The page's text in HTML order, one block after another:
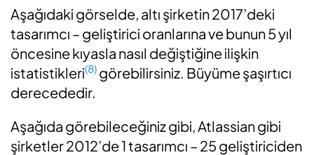
Aşağıdaki görselde, altı şirketin 2017’deki
tasarımcı – geliştirici oranlarına ve bunun 5 yıl
öncesine kıyasla nasıl değiştiğine ilişkin
istatistikleri(8) görebilirsiniz. Büyüme şaşırtıcı
derecededir.
Aşağıda görebileceğiniz gibi, Atlassian gibi
şirketler 2012’de 1 tasarımcı – 25 geliştiriciden